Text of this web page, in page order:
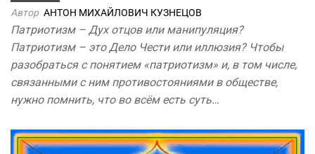
Автор АНТОН МИХАЙЛОВИЧ КУЗНЕЦОВ
Патриотизм – Дух отцов или манипуляция?
Патриотизм – это Дело Чести или иллюзия? Чтобы
разобраться с понятием «патриотизм» и, в том числе,
связанными с ним противостояниями в обществе,
нужно помнить, что во всём есть суть…